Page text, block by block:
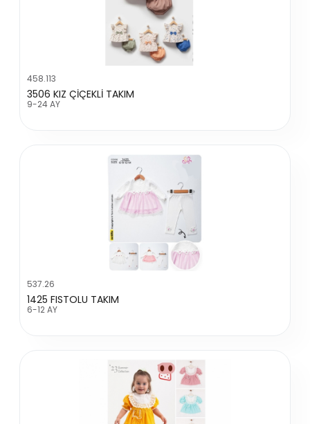
458.113
3506 KIZ ÇİÇEKLİ TAKIM
9-24 AY
537.26
1425 FISTOLU TAKIM
6-12 AY